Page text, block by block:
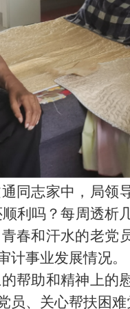
同志家中，局领
利吗？每周透
春和汗水的老党
事业发展情况。
帮助和精神上
、关心帮扶困难